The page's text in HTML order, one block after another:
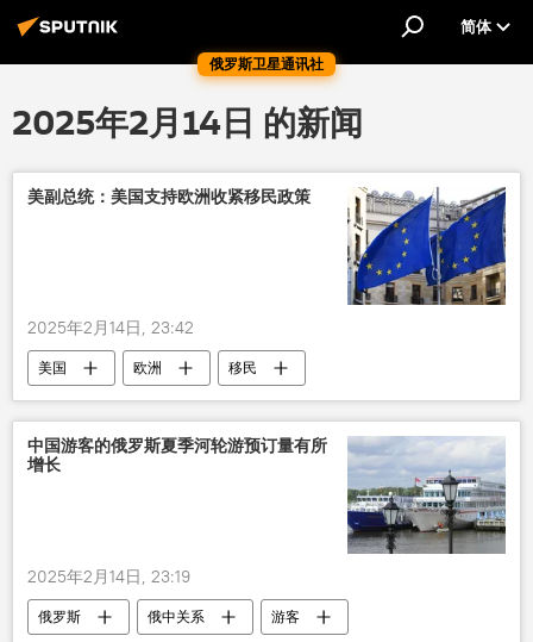
俄罗斯卫星通讯社
简体
2025年2月14日 的新闻
美副总统：美国支持欧洲收紧移民政策
2025年2月14日, 23:42
美国 欧洲 移民
中国游客的俄罗斯夏季河轮游预订量有所
增长
2025年2月14日, 23:19
俄罗斯 俄中关系 游客